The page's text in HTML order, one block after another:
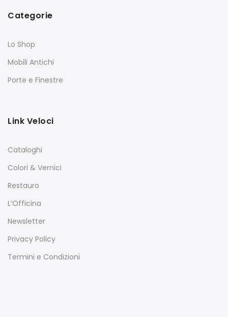
Categorie
Lo Shop
Mobili Antichi
Porte e Finestre
Link Veloci
Cataloghi
Colori & Vernici
Restauro
L’Officina
Newsletter
Privacy Policy
Termini e Condizioni